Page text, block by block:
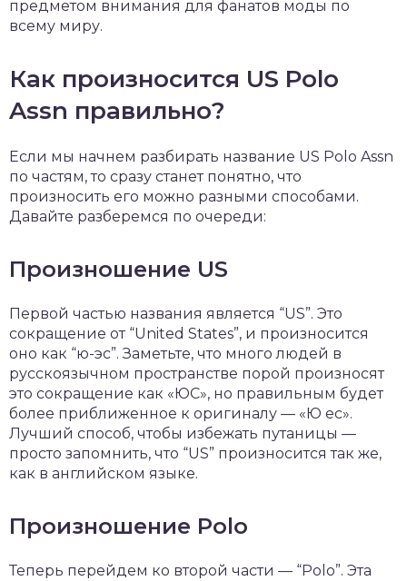
предметом внимания для фанатов моды по
всему миру.
Как произносится US Polo
Assn правильно?
Если мы начнем разбирать название US Polo Assn
по частям, то сразу станет понятно, что
произносить его можно разными способами.
Давайте разберемся по очереди:
Произношение US
Первой частью названия является “US”. Это
сокращение от “United States”, и произносится
оно как “ю-эс”. Заметьте, что много людей в
русскоязычном пространстве порой произносят
это сокращение как «ЮС», но правильным будет
более приближенное к оригиналу — «Ю ес».
Лучший способ, чтобы избежать путаницы —
просто запомнить, что “US” произносится так же,
как в английском языке.
Произношение Polo
Теперь перейдем ко второй части — “Polo”. Эта